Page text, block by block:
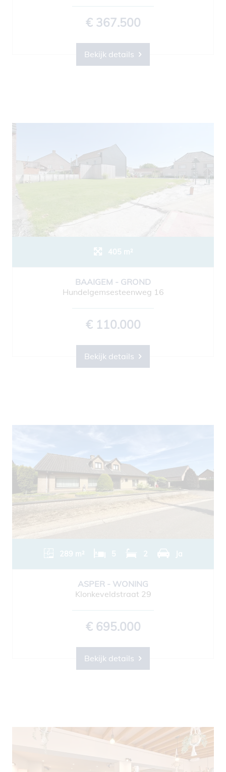
€ 367.500
Bekijk details
405 m²
BAAIGEM - GROND
Hundelgemsesteenweg 16
€ 110.000
Bekijk details
289 m² 5 2 Ja
ASPER - WONING
Klonkeveldstraat 29
€ 695.000
Bekijk details